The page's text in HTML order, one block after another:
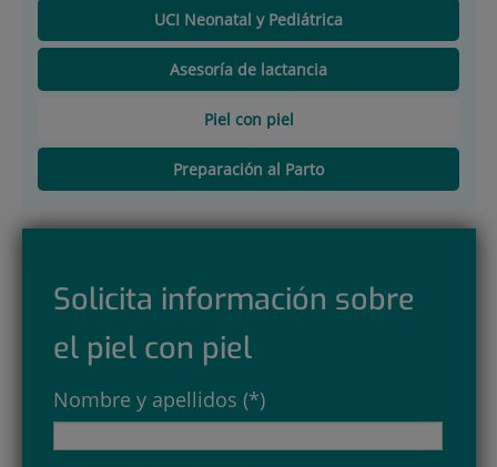
UCI Neonatal y Pediátrica
Asesoría de lactancia
Piel con piel
Preparación al Parto
Solicita información sobre
el piel con piel
Nombre y apellidos (*)